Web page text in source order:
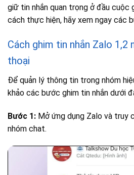
giữ tin nhắn quan trọng ở đầu cuộc
cách thực hiện, hãy xem ngay các
Cách ghim tin nhắn Zalo
thoại
Để quản lý thông tin trong nhóm
khảo các bước ghim tin nhắn dưới
Bước 1: Mở ứng dụng Zalo và truy
nhóm chat.